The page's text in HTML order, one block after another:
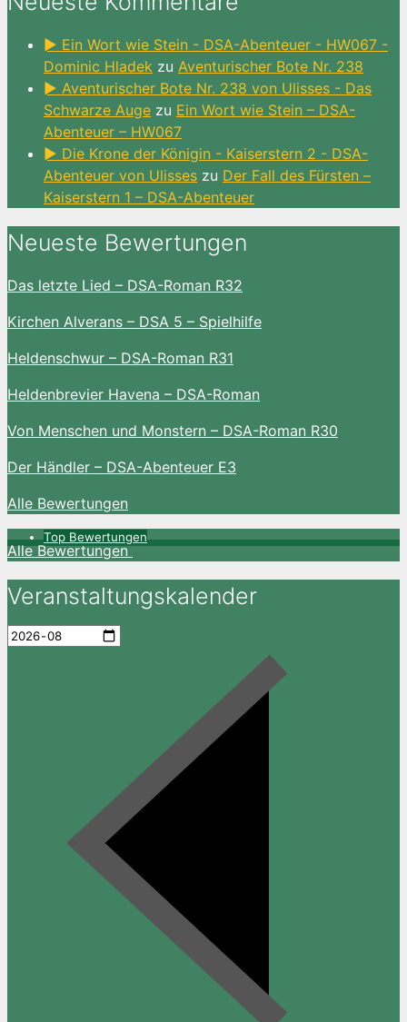
► Ein Wort wie Stein - DSA-Abenteuer - HW067 -
Dominic Hladek zu Aventurischer Bote Nr. 238
► Aventurischer Bote Nr. 238 von Ulisses - Das
Schwarze Auge zu Ein Wort wie Stein – DSA-
Abenteuer – HW067
► Die Krone der Königin - Kaiserstern 2 - DSA-
Abenteuer von Ulisses zu Der Fall des Fürsten –
Kaiserstern 1 – DSA-Abenteuer
Neueste Bewertungen
Das letzte Lied – DSA-Roman R32
Kirchen Alverans – DSA 5 – Spielhilfe
Heldenschwur – DSA-Roman R31
Heldenbrevier Havena – DSA-Roman
Von Menschen und Monstern – DSA-Roman R30
Der Händler – DSA-Abenteuer E3
Alle Bewertungen
Top Bewertungen
Alle Bewertungen
Veranstaltungskalender